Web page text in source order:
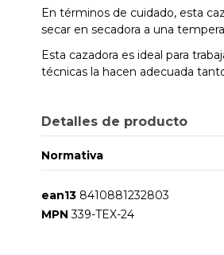
En términos de cuidado, esta
secar en secadora a una
Esta cazadora es ideal para
técnicas la hacen adecuada
Detalles de producto
Normativa
ean13 8410881232803
MPN 339-TEX-24